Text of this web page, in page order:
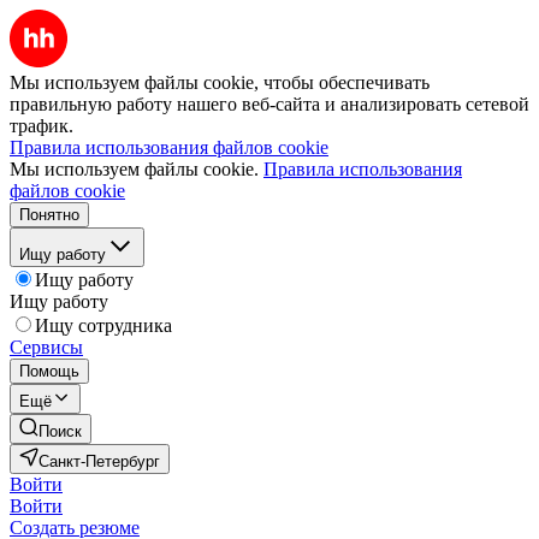
Мы используем файлы cookie, чтобы обеспечивать
правильную работу нашего веб-сайта и анализировать сетевой
трафик.
Правила использования файлов cookie
Мы используем файлы cookie. Правила использования
файлов cookie
Понятно
Ищу работу
Ищу работу
Ищу работу
Ищу сотрудника
Сервисы
Помощь
Ещё
Поиск
Санкт-Петербург
Войти
Войти
Создать резюме